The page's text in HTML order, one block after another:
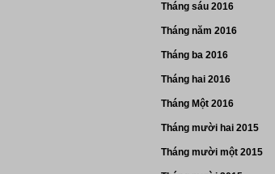
Tháng sáu 2016
Tháng năm 2016
Tháng ba 2016
Tháng hai 2016
Tháng Một 2016
Tháng mười hai 2015
Tháng mười một 2015